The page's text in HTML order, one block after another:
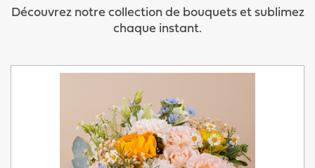
Découvrez notre collection de bouquets et sublimez
chaque instant.